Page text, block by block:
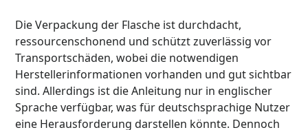
Die Verpackung der Flasche ist durchdacht,
ressourcenschonend und schützt zuverlässig vor
Transportschäden, wobei die notwendigen
Herstellerinformationen vorhanden und gut sichtbar
sind. Allerdings ist die Anleitung nur in englischer
Sprache verfügbar, was für deutschsprachige Nutzer
eine Herausforderung darstellen könnte. Dennoch